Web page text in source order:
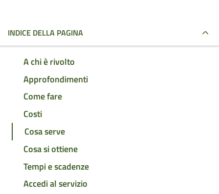
INDICE DELLA PAGINA
A chi è rivolto
Approfondimenti
Come fare
Costi
Cosa serve
Cosa si ottiene
Tempi e scadenze
Accedi al servizio